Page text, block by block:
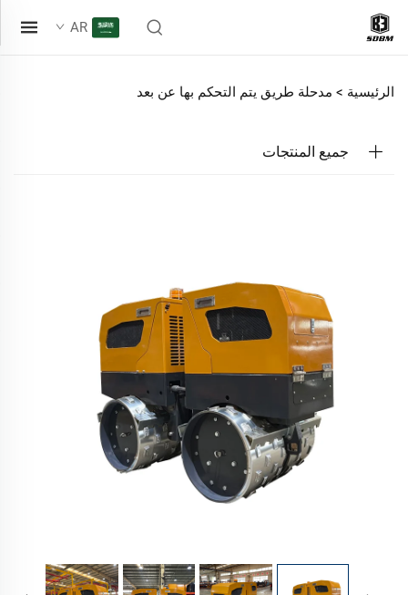
AR
الرئيسية > مدحلة طريق يتم التحكم بها عن بعد
جميع المنتجات